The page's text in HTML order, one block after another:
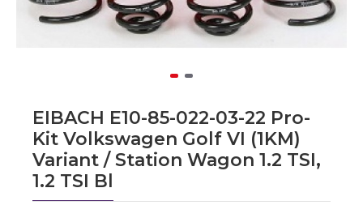
EIBACH E10-85-022-03-22 Pro-
Kit Volkswagen Golf VI (1KM)
Variant / Station Wagon 1.2 TSI,
1.2 TSI Bl